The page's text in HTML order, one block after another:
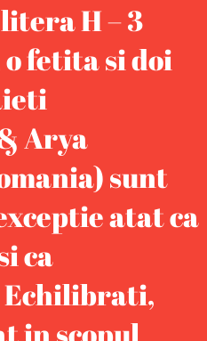
H – 3
fetita si doi
Arya
sunt
atat ca
ca